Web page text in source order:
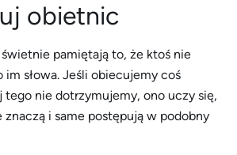
obietnic
pamiętają to, że ktoś nie
im słowa. Jeśli obiecujemy coś
tego nie dotrzymujemy, ono uczy się,
znaczą i same postępują w podobny